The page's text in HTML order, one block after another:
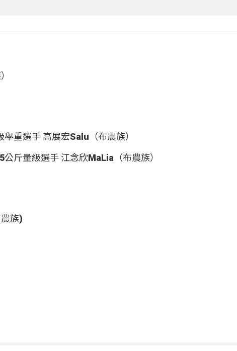
重選手 高展宏Salu（布農族）
斤量級選手 江念欣MaLia（布農族）
族)